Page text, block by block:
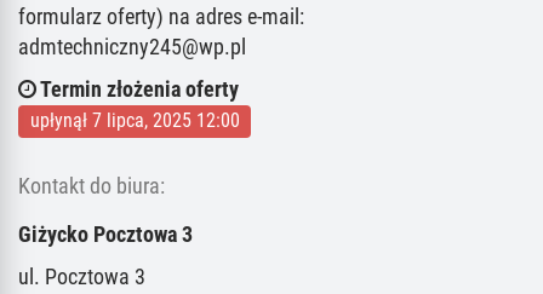
formularz oferty) na adres e-mail:
admtechniczny245@wp.pl
Termin złożenia oferty
upłynął 7 lipca, 2025 12:00
Kontakt do biura:
Giżycko Pocztowa 3
ul. Pocztowa 3